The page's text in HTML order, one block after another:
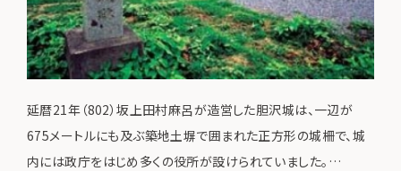
延暦21年（802）坂上田村麻呂が造営した胆沢城は、一辺が
675メートルにも及ぶ築地土塀で囲まれた正方形の城柵で、城
内には政庁をはじめ多くの役所が設けられていました。